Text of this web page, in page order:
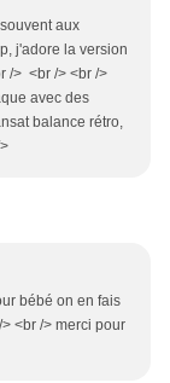
aux
j'adore la version
/> <br /> <br />
avec des
balance rétro,
bébé on en fais
<br /> merci pour